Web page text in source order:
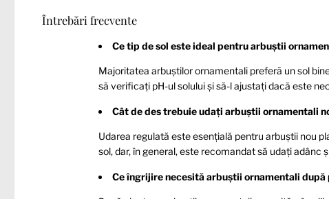
Întrebări frecvente
Ce tip de sol este ideal pentru arbuștii
Majoritatea arbuștilor ornamentali preferă un sol
să verificați pH-ul solului și să-l ajustați dacă este
Cât de des trebuie udați arbuștii ornamentali
Udarea regulată este esențială pentru arbuștii nou
sol, dar, în general, este recomandat să udați adânc
Ce îngrijire necesită arbuștii ornamentali după